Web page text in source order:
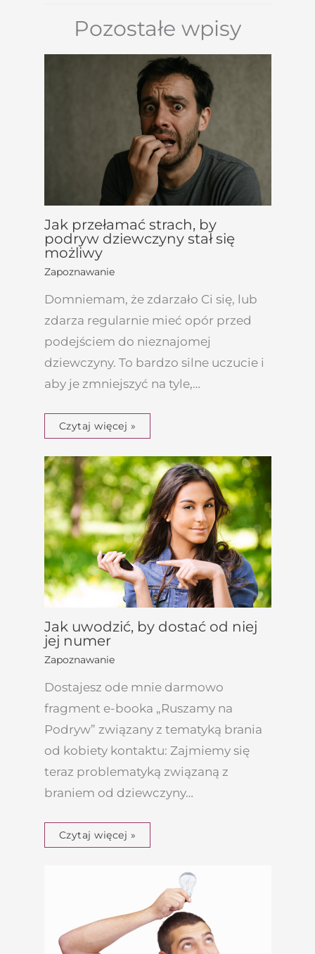
Pozostałe wpisy
Jak przełamać strach, by
podryw dziewczyny stał się
możliwy
Zapoznawanie
Domniemam, że zdarzało Ci się, lub
zdarza regularnie mieć opór przed
podejściem do nieznajomej
dziewczyny. To bardzo silne uczucie i
aby je zmniejszyć na tyle,…
Czytaj więcej »
Jak uwodzić, by dostać od niej
jej numer
Zapoznawanie
Dostajesz ode mnie darmowo
fragment e-booka „Ruszamy na
Podryw” związany z tematyką brania
od kobiety kontaktu: Zajmiemy się
teraz problematyką związaną z
braniem od dziewczyny…
Czytaj więcej »